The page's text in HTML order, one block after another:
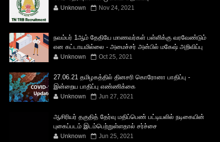
Unknown Nov 24, 2021
நவம்பர் 1ஆம் தேதியே மாணவர்கள் பள்ளிக்கு வரவேண்டும்
என கட்டாயமில்லை - அமைச்சர் அன்பில் மகேஷ் அறிவிப்பு
Unknown Oct 25, 2021
27.06.21 தமிழகத்தில் தினசரி கொரோனா பாதிப்பு -
இன்றைய பாதிப்பு எண்ணிக்கை
Unknown Jun 27, 2021
ஆசிரியர் தகுதித் தேர்வு மதிப்பெண் பட்டியலில் நடிகையின்
புகைப்படம் இடம்பெற்றுள்ளதால் சர்ச்சை
Unknown Jun 25, 2021